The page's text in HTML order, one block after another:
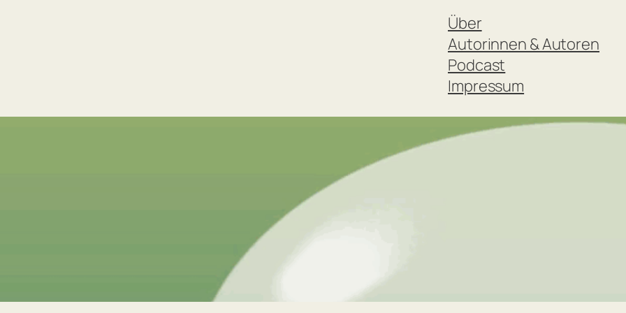
Über
Autorinnen & Autoren
Podcast
Impressum
Algorithmen unser Tage entwickelt haben. Ihr Buch macht
bedeuten – und dass der Umgang mit ihnen zur